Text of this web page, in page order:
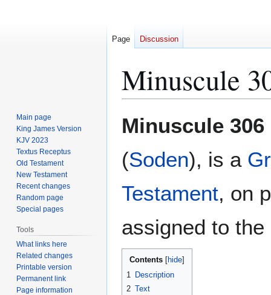
Minuscule
toto
Minuscule 306
(Soden), is a
Testament, on
assigned to
Contents
1 Description
2 Text
Page Discussion
Main page
King James Version
KJV 2023
Textus Receptus
Old Testament
New Testament
Recent changes
Random page
Special pages
Tools
What links here
Related changes
Printable version
Permanent link
Page information